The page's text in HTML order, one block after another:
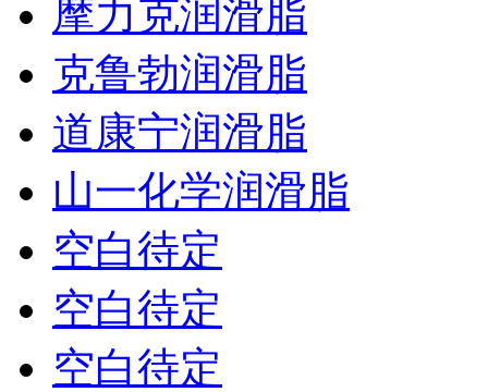
摩力克润滑脂
克鲁勃润滑脂
道康宁润滑脂
山一化学润滑脂
空白待定
空白待定
空白待定